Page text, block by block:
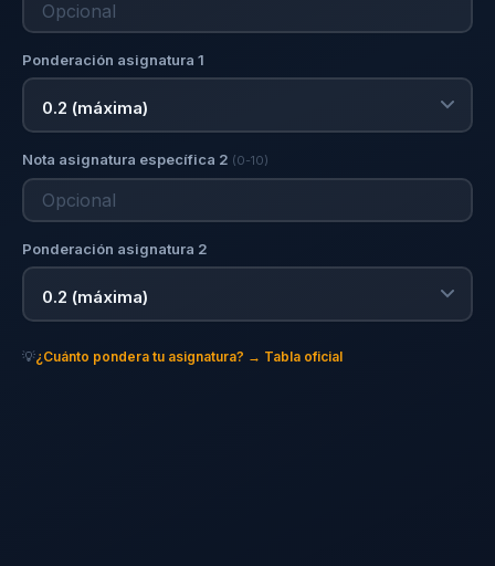
Ponderación asignatura 1
Nota asignatura específica 2 (0-10)
Ponderación asignatura 2
💡¿Cuánto pondera tu asignatura? → Tabla oficial